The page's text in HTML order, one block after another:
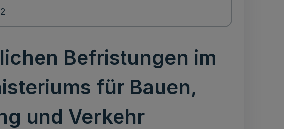
Befristungen im
für Bauen,
und Verkehr